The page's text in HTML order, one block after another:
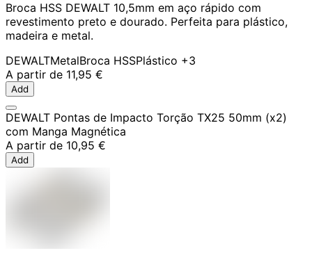
Broca HSS DEWALT 10,5mm em aço rápido com
revestimento preto e dourado. Perfeita para plástico,
madeira e metal.
DEWALTMetalBroca HSSPlástico +3
A partir de 11,95 €
Add
DEWALT Pontas de Impacto Torção TX25 50mm (x2)
com Manga Magnética
A partir de 10,95 €
Add